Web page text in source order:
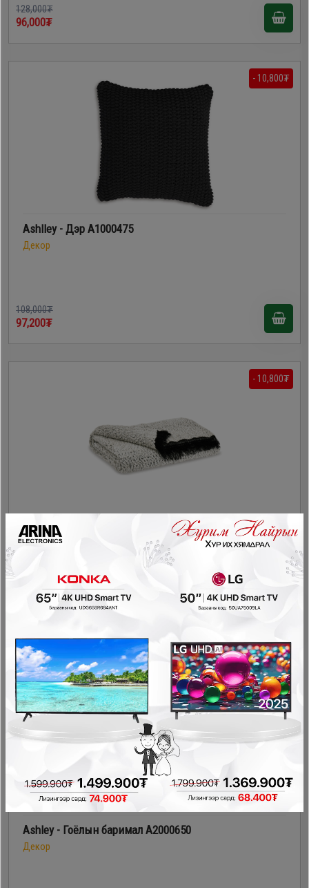
128,000₮
96,000₮
- 10,800₮
Ashlley - Дэр A1000475
Декор
108,000₮
97,200₮
- 10,800₮
Ashley - Бүтээлэг A1000769
Декор
108,000₮
- 10,800₮
Ashley - Гоёлын баримал A2000650
Декор